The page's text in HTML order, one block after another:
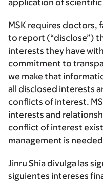
application of
MSK requires doctors,
to report (“disclose”)
interests they have
commitment to
we make that
all disclosed interests
conflicts of interest.
interests and
conflict of interest
management is
Jinru Shia divulga las
siguientes intereses